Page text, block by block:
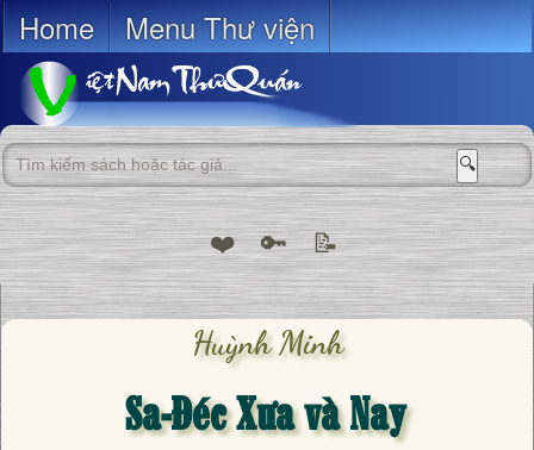
Home Menu Thư viện
🔍
❤️ 🔑 📝
Huỳnh Minh
Sa-Đéc Xưa và Nay